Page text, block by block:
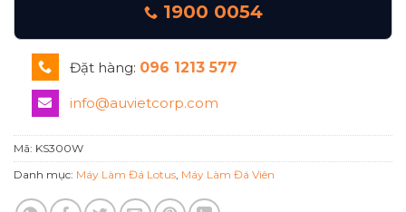
1900 0054
Đặt hàng: 096 1213 577
info@auvietcorp.com
Mã: KS300W
Danh mục: Máy Làm Đá Lotus Máy Làm Đá Viên